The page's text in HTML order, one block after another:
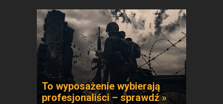
To wyposażenie wybierają
profesjonaliści – sprawdź »